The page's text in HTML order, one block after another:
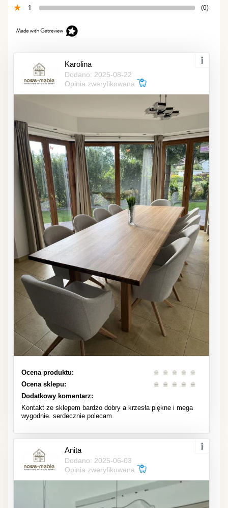
1 (0)
Karolina
Dodano: 2025-08-22
Opinia zweryfikowana
Ocena produktu:
Ocena sklepu:
Dodatkowy komentarz:
Kontakt ze sklepem bardzo dobry a krzesła piękne i mega
wygodnie. serdecznie polecam
Anita
Dodano: 2025-06-03
Opinia zweryfikowana